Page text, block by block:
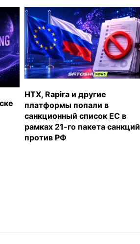
HTX, Rapira и другие
платформы попали в
санкционный список ЕС в
рамках 21-го пакета санкций
против РФ